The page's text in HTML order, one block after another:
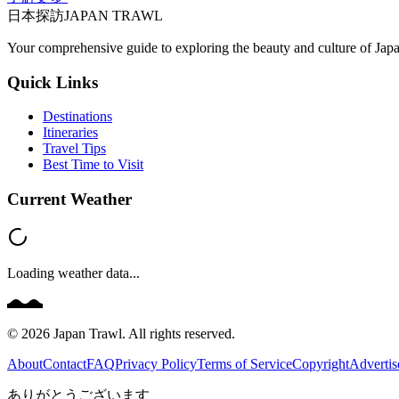
日本探訪JAPAN TRAWL
Your comprehensive guide to exploring the beauty and culture of
Quick Links
Destinations
Itineraries
Travel Tips
Best Time to Visit
Current Weather
Loading weather data...
© 2026 Japan Trawl. All rights reserved.
AboutContactFAQPrivacy PolicyTerms of ServiceCopyright
ありがとうございます